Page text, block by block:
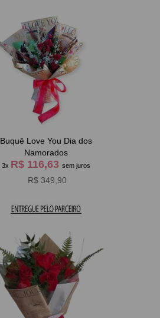
Buquê Love You Dia dos
Namorados
3x R$ 116,63sem juros
R$ 349,90